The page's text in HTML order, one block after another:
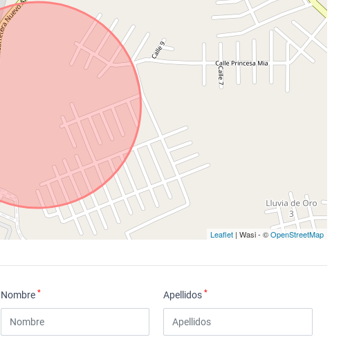
Leaflet| Wasi - ©OpenStreetMap
Nombre* Apellidos*